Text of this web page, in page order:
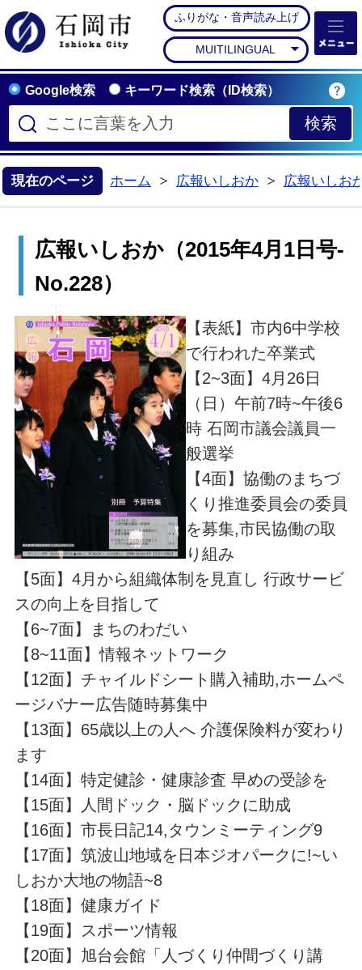
石岡市公式ホームペー
ふりがな・音声読み上げ
MUITILINGUAL
Google検索 キーワード検索（ID検索）
現在のページ ホーム
広報いしおか
広報いしお
広報いしおか（2015年4月1日号-
No.228）
【表紙】市内6中学校
で行われた卒業式
【2~3面】4月26日
（日）午前7時~午後6
時 石岡市議会議員一
般選挙
【4面】協働のまちづ
くり推進委員会の委員
を募集,市民協働の取
り組み
【5面】4月から組織体制を見直し 行政サービ
スの向上を目指して
【6~7面】まちのわだい
【8~11面】情報ネットワーク
【12面】チャイルドシート購入補助,ホームペ
ージバナー広告随時募集中
【13面】65歳以上の人へ 介護保険料が変わり
ます
【14面】特定健診・健康診査 早めの受診を
【15面】人間ドック・脳ドックに助成
【16面】市長日記14,タウンミーティング9
【17面】筑波山地域を日本ジオパークに!~い
しおか大地の物語~8
【18面】健康ガイド
【19面】スポーツ情報
【20面】旭台会館「人づくり仲間づくり講